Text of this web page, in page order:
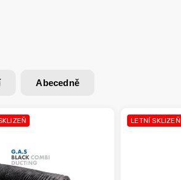
Abecedně
LETNÍ SKLIZEŇ